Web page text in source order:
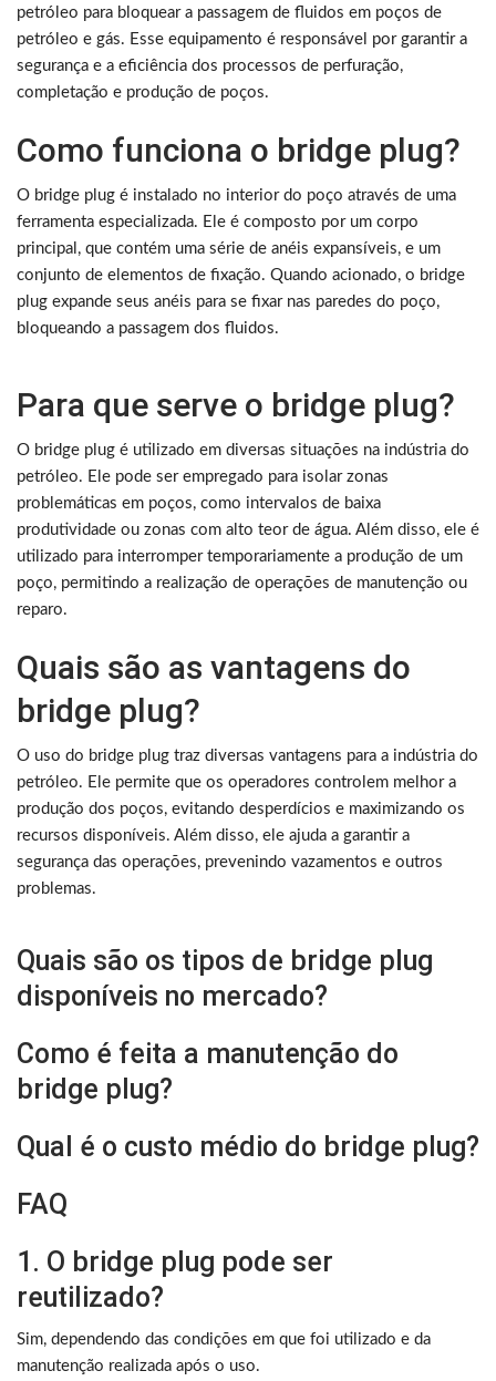
petróleo para bloquear a passagem de fluidos em poços de
petróleo e gás. Esse equipamento é responsável por garantir a
segurança e a eficiência dos processos de perfuração,
completação e produção de poços.
Como funciona o bridge plug?
O bridge plug é instalado no interior do poço através de uma
ferramenta especializada. Ele é composto por um corpo
principal, que contém uma série de anéis expansíveis, e um
conjunto de elementos de fixação. Quando acionado, o bridge
plug expande seus anéis para se fixar nas paredes do poço,
bloqueando a passagem dos fluidos.
Para que serve o bridge plug?
O bridge plug é utilizado em diversas situações na indústria do
petróleo. Ele pode ser empregado para isolar zonas
problemáticas em poços, como intervalos de baixa
produtividade ou zonas com alto teor de água. Além disso, ele é
utilizado para interromper temporariamente a produção de um
poço, permitindo a realização de operações de manutenção ou
reparo.
Quais são as vantagens do
bridge plug?
O uso do bridge plug traz diversas vantagens para a indústria do
petróleo. Ele permite que os operadores controlem melhor a
produção dos poços, evitando desperdícios e maximizando os
recursos disponíveis. Além disso, ele ajuda a garantir a
segurança das operações, prevenindo vazamentos e outros
problemas.
Quais são os tipos de bridge plug
disponíveis no mercado?
Como é feita a manutenção do
bridge plug?
Qual é o custo médio do bridge plug?
FAQ
1. O bridge plug pode ser
reutilizado?
Sim, dependendo das condições em que foi utilizado e da
manutenção realizada após o uso.